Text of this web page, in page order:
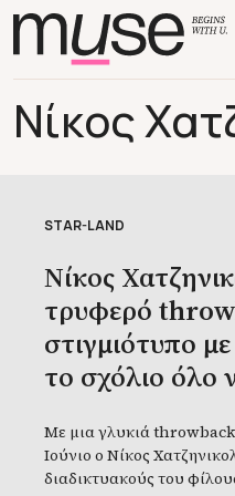
Νίκος
STAR-LAND
Νίκος
τρυφερό
στιγμιότυπο
το σχόλιο όλο
Με μια γλυκιά
Ιούνιο ο Νίκος
διαδικτυακούς του